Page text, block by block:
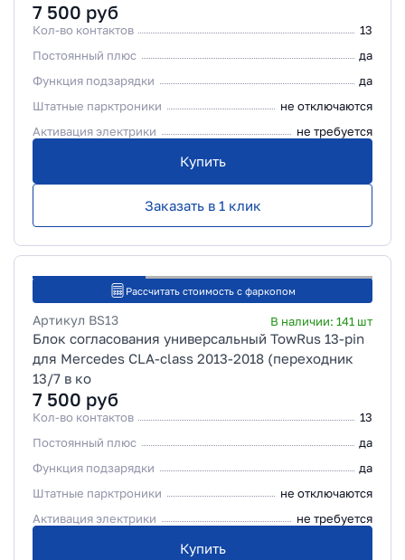
7 500 руб
Кол-во контактов
13
Постоянный плюс
да
Функция подзарядки
да
Штатные парктроники
не отключаются
Активация электрики
не требуется
Купить
Заказать в 1 клик
Рассчитать стоимость с фаркопом
Артикул BS13 В наличии: 141 шт
Блок согласования универсальный TowRus 13-pin
для Mercedes CLA-class 2013-2018 (переходник
13/7 в ко
7 500 руб
Кол-во контактов
13
Постоянный плюс
да
Функция подзарядки
да
Штатные парктроники
не отключаются
Активация электрики
не требуется
Купить